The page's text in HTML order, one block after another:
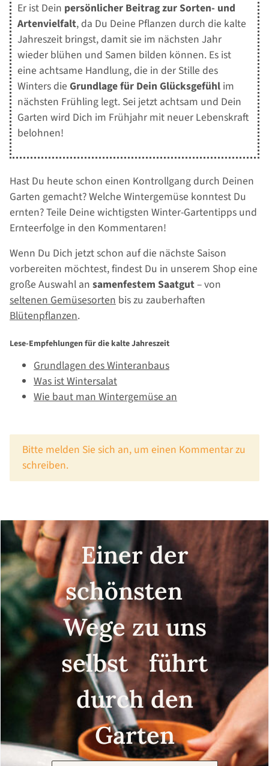
Er ist Dein persönlicher Beitrag zur Sorten- und
Artenvielfalt, da Du Deine Pflanzen durch die kalte
Jahreszeit bringst, damit sie im nächsten Jahr
wieder blühen und Samen bilden können. Es ist
eine achtsame Handlung, die in der Stille des
Winters die Grundlage für Dein Glücksgefühl im
nächsten Frühling legt. Sei jetzt achtsam und Dein
Garten wird Dich im Frühjahr mit neuer Lebenskraft
belohnen!
Hast Du heute schon einen Kontrollgang durch Deinen
Garten gemacht? Welche Wintergemüse konntest Du
ernten? Teile Deine wichtigsten Winter-Gartentipps und
Ernteerfolge in den Kommentaren!
Wenn Du Dich jetzt schon auf die nächste Saison
vorbereiten möchtest, findest Du in unserem Shop eine
große Auswahl an samenfestem Saatgut– von
seltenen Gemüsesorten bis zu zauberhaften
Blütenpflanzen.
Lese-Empfehlungen für die kalte Jahreszeit
Grundlagen des Winteranbaus
Was ist Wintersalat
Wie baut man Wintergemüse an
x
Bitte melden Sie sich an, um einen Kommentar zu
schreiben.
Einer der
schönsten
Wege zu uns
selbst führt
durch den
Garten